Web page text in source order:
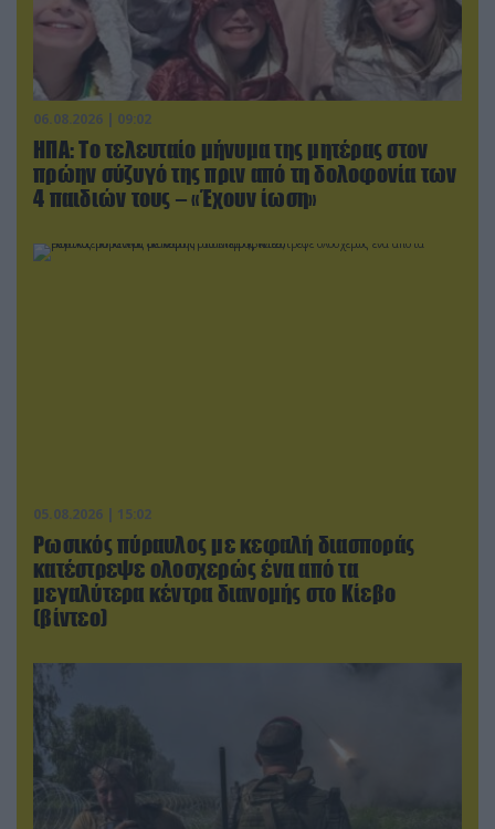
06.08.2026 | 09:02
ΗΠΑ: Το τελευταίο μήνυμα της μητέρας στον
πρώην σύζυγό της πριν από τη δολοφονία των
4 παιδιών τους – «Έχουν ίωση»
05.08.2026 | 15:02
Ρωσικός πύραυλος με κεφαλή διασποράς
κατέστρεψε ολοσχερώς ένα από τα
μεγαλύτερα κέντρα διανομής στο Κίεβο
(βίντεο)